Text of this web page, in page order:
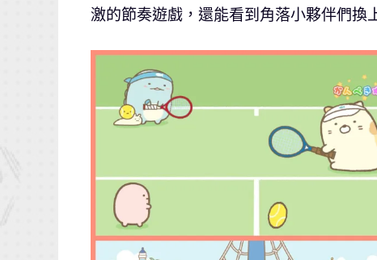
激的節奏遊戲，還能看到角落小夥伴們換